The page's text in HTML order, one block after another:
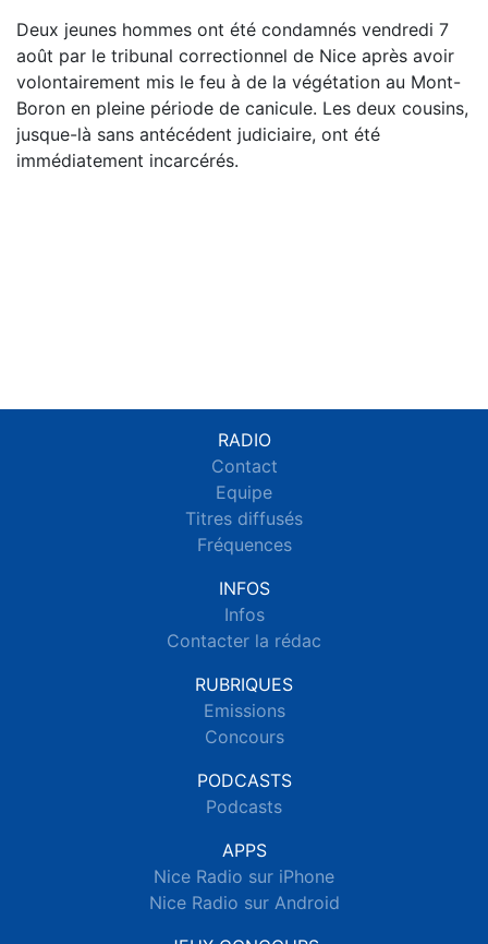
Deux jeunes hommes ont été condamnés vendredi 7
août par le tribunal correctionnel de Nice après avoir
volontairement mis le feu à de la végétation au Mont-
Boron en pleine période de canicule. Les deux cousins,
jusque-là sans antécédent judiciaire, ont été
immédiatement incarcérés.
RADIO
Contact
Equipe
Titres diffusés
Fréquences
INFOS
Infos
Contacter la rédac
RUBRIQUES
Emissions
Concours
PODCASTS
Podcasts
APPS
Nice Radio sur iPhone
Nice Radio sur Android